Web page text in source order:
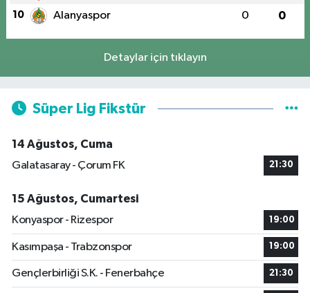
10 Alanyaspor 0 0
Detaylar için tıklayın
Süper Lig Fikstür
14 Ağustos, Cuma
Galatasaray - Çorum FK
21:30
15 Ağustos, Cumartesi
Konyaspor - Rizespor
19:00
Kasımpaşa - Trabzonspor 19:00
Gençlerbirliği S.K. - Fenerbahçe 21:30